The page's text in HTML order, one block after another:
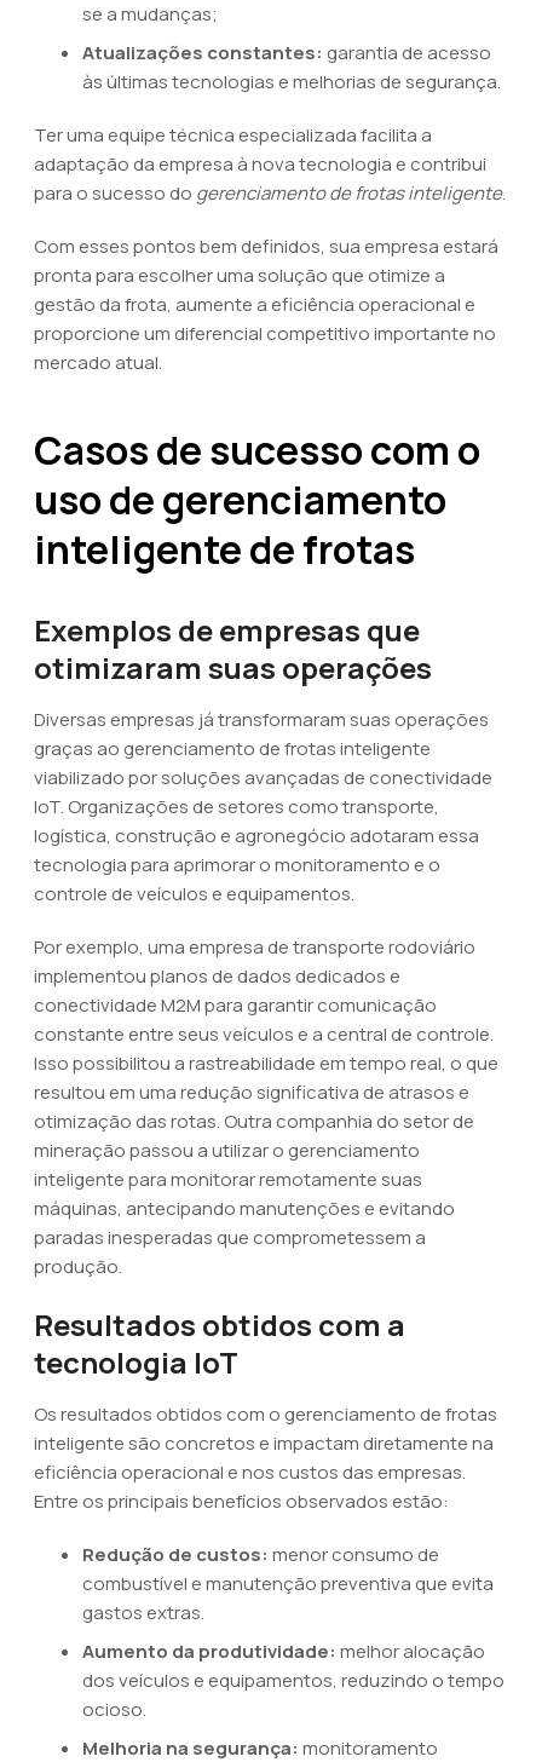
se a mudanças;
Atualizações constantes: garantia de acesso
às últimas tecnologias e melhorias de segurança.
Ter uma equipe técnica especializada facilita a
adaptação da empresa à nova tecnologia e contribui
para o sucesso do gerenciamento de frotas inteligente.
Com esses pontos bem definidos, sua empresa estará
pronta para escolher uma solução que otimize a
gestão da frota, aumente a eficiência operacional e
proporcione um diferencial competitivo importante no
mercado atual.
Casos de sucesso com o
uso de gerenciamento
inteligente de frotas
Exemplos de empresas que
otimizaram suas operações
Diversas empresas já transformaram suas operações
graças ao gerenciamento de frotas inteligente
viabilizado por soluções avançadas de conectividade
IoT. Organizações de setores como transporte,
logística, construção e agronegócio adotaram essa
tecnologia para aprimorar o monitoramento e o
controle de veículos e equipamentos.
Por exemplo, uma empresa de transporte rodoviário
implementou planos de dados dedicados e
conectividade M2M para garantir comunicação
constante entre seus veículos e a central de controle.
Isso possibilitou a rastreabilidade em tempo real, o que
resultou em uma redução significativa de atrasos e
otimização das rotas. Outra companhia do setor de
mineração passou a utilizar o gerenciamento
inteligente para monitorar remotamente suas
máquinas, antecipando manutenções e evitando
paradas inesperadas que comprometessem a
produção.
Resultados obtidos com a
tecnologia IoT
Os resultados obtidos com o gerenciamento de frotas
inteligente são concretos e impactam diretamente na
eficiência operacional e nos custos das empresas.
Entre os principais benefícios observados estão:
Redução de custos: menor consumo de
combustível e manutenção preventiva que evita
gastos extras.
Aumento da produtividade: melhor alocação
dos veículos e equipamentos, reduzindo o tempo
ocioso.
Melhoria na segurança: monitoramento